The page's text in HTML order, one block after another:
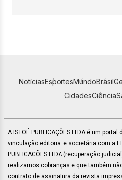
NotíciasEsportesMundoBrasil
CidadesCiência
A ISTOÉ PUBLICAÇÕES LTDA é um
vinculação editorial e societária com a
PUBLICACÕES LTDA (recuperação
realizamos cobranças e que também
contrato de assinatura da revista